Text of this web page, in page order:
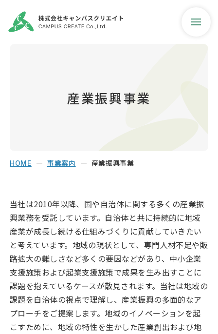
ご支援実績
なぜなに産学官連携
お問い合わせ
企業の方
国際連携
ご担当者の方
大学関係の方
自治体の方
産業振興事業
HOME 事業案内 産業振興事業
当社は2010年以降、国や自治体に関する多くの産業振
興業務を受託しています。自治体と共に持続的に地域
産業が成長し続ける仕組みづくりに貢献していきたい
と考えています。地域の現状として、専門人材不足や販
路拡大の難しさなど多くの要因などがあり、中小企業
支援施策および起業支援施策で成果を生み出すことに
課題を抱えているケースが散見されます。当社は地域の
課題を自治体の視点で理解し、産業振興の多面的なア
プローチをご提案します。地域のイノベーションを起
こすために、地域の特性を生かした産業創出および地